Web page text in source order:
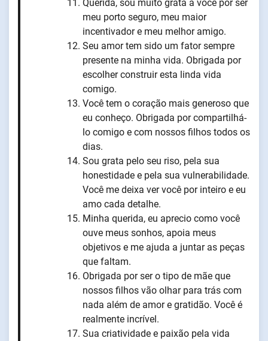
Querida, sou muito grata a você por ser
meu porto seguro, meu maior
incentivador e meu melhor amigo.
Seu amor tem sido um fator sempre
presente na minha vida. Obrigada por
escolher construir esta linda vida
comigo.
Você tem o coração mais generoso que
eu conheço. Obrigada por compartilhá-
lo comigo e com nossos filhos todos os
dias.
Sou grata pelo seu riso, pela sua
honestidade e pela sua vulnerabilidade.
Você me deixa ver você por inteiro e eu
amo cada detalhe.
Minha querida, eu aprecio como você
ouve meus sonhos, apoia meus
objetivos e me ajuda a juntar as peças
que faltam.
Obrigada por ser o tipo de mãe que
nossos filhos vão olhar para trás com
nada além de amor e gratidão. Você é
realmente incrível.
Sua criatividade e paixão pela vida